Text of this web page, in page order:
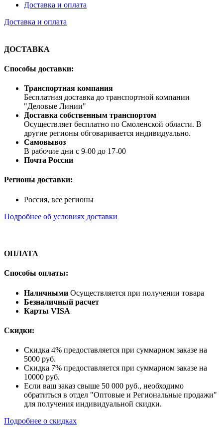
Доставка и оплата
Доставка и оплата
ДОСТАВКА
Способы доставки:
Транспортная компания
Бесплатная доставка до транспортной компании
"Деловые Линии"
Доставка собственным транспортом
Осуществляет бесплатно по Смоленской области. В
другие регионы обговаривается индивидуально.
Самовывоз
В рабочие дни с 9-00 до 17-00
Почта России
Регионы доставки:
Россия, все регионы
Подробнее об условиях доставки
ОПЛАТА
Способы оплаты:
Наличными Осуществляется при получении товара
Безналичный расчет
Карты VISA
Скидки:
Скидка 4% предоставляется при суммарном заказе на
5000 руб.
Скидка 7% предоставляется при суммарном заказе на
10000 руб.
Если ваш заказ свыше 50 000 руб., необходимо
обратиться в отдел "Оптовые и Региональные продажи"
для получения индивидуальной скидки.
Подробнее о скидках